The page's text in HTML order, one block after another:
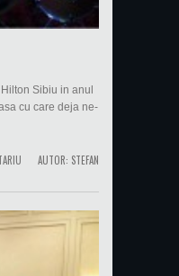
Sibiu in anul
cu care deja ne-
AUTOR: STEFAN